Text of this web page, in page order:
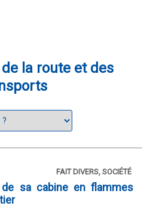
de la route et des
FAIT DIVERS, SOCIÉTÉ
sa cabine en flammes